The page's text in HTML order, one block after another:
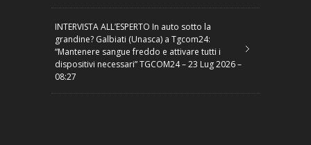
INTERVISTA ALL’ESPERTO In auto sotto la
grandine? Galbiati (Unasca) a Tgcom24:
“Mantenere sangue freddo e attivare tutti i
dispositivi necessari” TGCOM24 – 23 Lug 2026 –
08:27